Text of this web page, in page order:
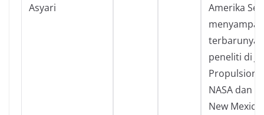
Asyari
Amerika
terbarunya.
peneliti di
Propulsion
NASA dan
New